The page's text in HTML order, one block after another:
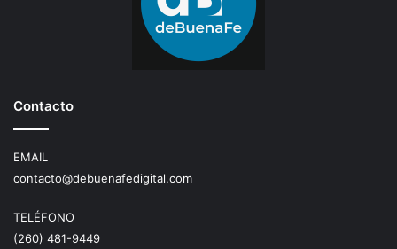
Contacto
EMAIL
contacto@debuenafedigital.com
TELÉFONO
(260) 481-9449